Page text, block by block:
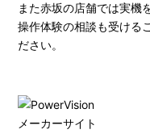
また赤坂の店舗では実機
操作体験の相談も受ける
ださい。
メーカーサイト